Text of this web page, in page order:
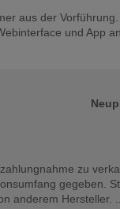
aus der
und App
zu
gegeben.
anderem Hersteller.